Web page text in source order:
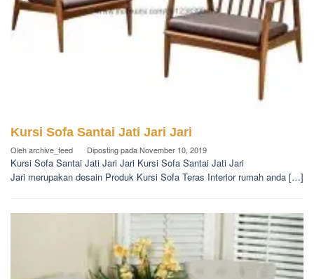
Kursi Sofa Santai Jati Jari Jari
Oleharchive_feed Diposting padaNovember 10, 2019
Kursi Sofa Santai Jati Jari Jari Kursi Sofa Santai Jati Jari
Jari merupakan desain Produk Kursi Sofa Teras Interior rumah anda […]